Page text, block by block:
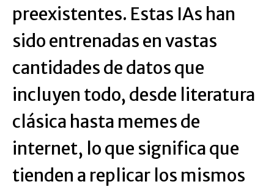
preexistentes. Estas IAs han
sido entrenadas en vastas
cantidades de datos que
incluyen todo, desde literatura
clásica hasta memes de
internet, lo que significa que
tienden a replicar los mismos